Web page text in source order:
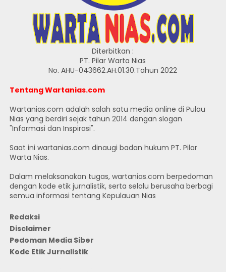
Diterbitkan :
PT. Pilar Warta Nias
No. AHU-043662.AH.01.30.Tahun 2022
Tentang Wartanias.com
Wartanias.com adalah salah satu media online di Pulau
Nias yang berdiri sejak tahun 2014 dengan slogan
"Informasi dan Inspirasi".
Saat ini wartanias.com dinaugi badan hukum PT. Pilar
Warta Nias.
Dalam melaksanakan tugas, wartanias.com berpedoman
dengan kode etik jurnalistik, serta selalu berusaha berbagi
semua informasi tentang Kepulauan Nias
Redaksi
Disclaimer
Pedoman Media Siber
Kode Etik Jurnalistik